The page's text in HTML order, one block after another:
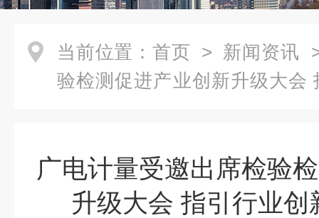
当前位置： 首页 > 新闻资讯
验检测促进产业创新升级大会
广电计量受邀出席检验
升级大会 指引行业创